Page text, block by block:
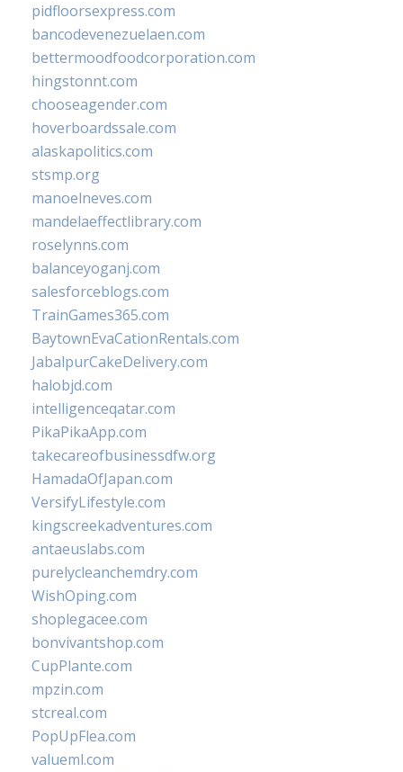
pidfloorsexpress.com
bancodevenezuelaen.com
bettermoodfoodcorporation.com
hingstonnt.com
chooseagender.com
hoverboardssale.com
alaskapolitics.com
stsmp.org
manoelneves.com
mandelaeffectlibrary.com
roselynns.com
balanceyoganj.com
salesforceblogs.com
TrainGames365.com
BaytownEvaCationRentals.com
JabalpurCakeDelivery.com
halobjd.com
intelligenceqatar.com
PikaPikaApp.com
takecareofbusinessdfw.org
HamadaOfJapan.com
VersifyLifestyle.com
kingscreekadventures.com
antaeuslabs.com
purelycleanchemdry.com
WishOping.com
shoplegacee.com
bonvivantshop.com
CupPlante.com
mpzin.com
stcreal.com
PopUpFlea.com
valueml.com